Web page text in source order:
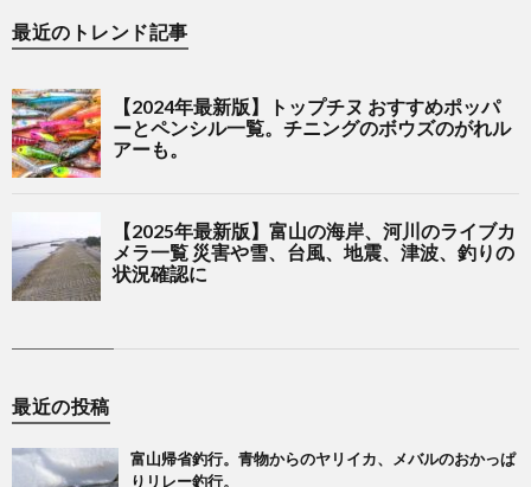
最近のトレンド記事
最近の投稿
富山帰省釣行。青物からのヤリイカ、メバルのおかっぱ
りリレー釣行。